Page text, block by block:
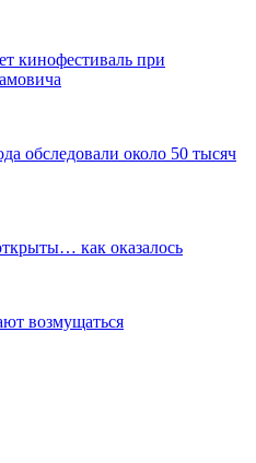
кинофестиваль при
обследовали около 50 тысяч
как оказалось
возмущаться